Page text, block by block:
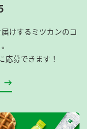
けするミツカンのコ
応募できます！